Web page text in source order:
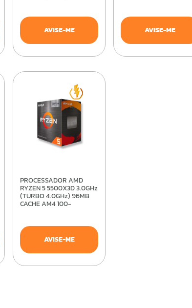
AVISE-ME AVISE-ME
PROCESSADOR AMD
RYZEN 5 5500X3D 3.0GHz
(TURBO 4.0GHz) 96MB
CACHE AM4 100-
AVISE-ME